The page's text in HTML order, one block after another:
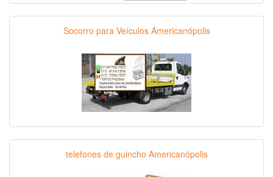
Socorro para Veículos Americanópolis
telefones de guincho Americanópolis